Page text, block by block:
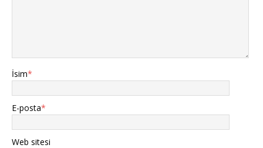
İsim*
E-posta*
Web sitesi